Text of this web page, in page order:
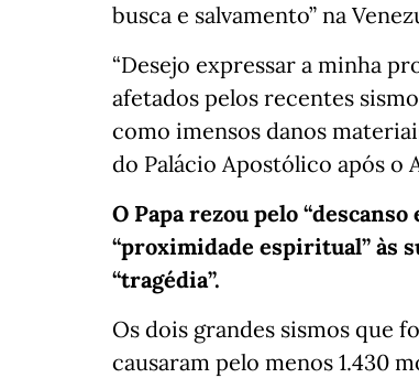
busca e salvamento” na
“Desejo expressar a minha
afetados pelos recentes
como imensos danos
do Palácio Apostólico após o
O Papa rezou pelo
“proximidade espiritual” às
“tragédia”.
Os dois grandes sismos que
causaram pelo menos 1.430